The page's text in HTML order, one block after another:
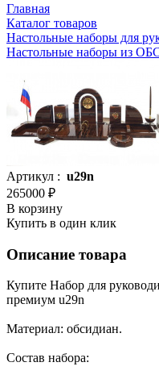
Главная
Каталог товаров
Настольные наборы для
Настольные наборы из
Артикул : u29n
265000 ₽
В корзину
Купить в один клик
Описание товара
Купите Набор для
премиум u29n
Материал: обсидиан.
Состав набора: